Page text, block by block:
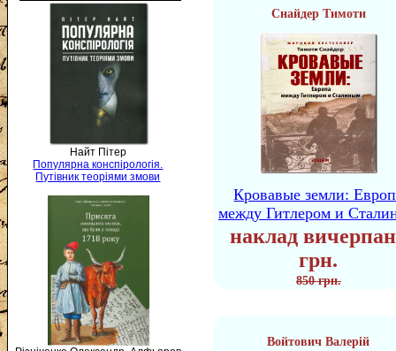
Найт Пітер
Популярна конспірологія.
Путівник теоріями змови
Снайдер Тимоти
Кровавые земли:
между Гитлером и
наклад
грн.
850 грн.
Войтович Валерій